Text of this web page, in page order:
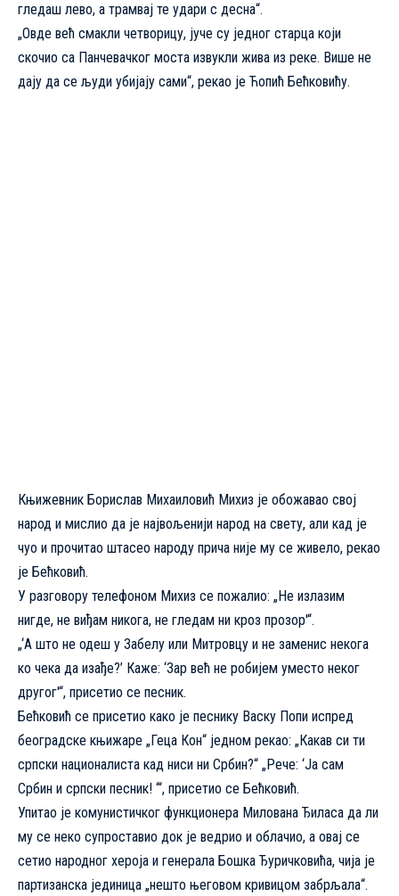
гледаш лево, а трамвај те удари с десна“.
„Овде већ смакли четворицу, јуче су једног старца који
скочио са Панчевачког моста извукли жива из реке. Више не
дају да се људи убијају сами“, рекао је Ћопић Бећковићу.
Књижевник Борислав Михаиловић Михиз је обожавао свој
народ и мислио да је највољенији народ на свету, али кад је
чуо и прочитао штасео народу прича није му се живело, рекао
је Бећковић.
У разговору телефоном Михиз се пожалио: „Не излазим
нигде, не виђам никога, не гледам ни кроз прозор'“.
„‘А што не одеш у Забелу или Митровцу и не заменис некога
ко чека да изађе?’ Каже: ‘Зар већ не робијем уместо неког
другог'“, присетио се песник.
Бећковић се присетио како је песнику Васку Попи испред
београдске књижаре „Геца Кон“ једном рекао: „Какав си ти
српски националиста кад ниси ни Србин?“ „Рече: ‘Ја сам
Србин и српски песник! ‘“, присетио се Бећковић.
Упитао је комунистичког функционера Милована Ђиласа да ли
му се неко супроставио док је ведрио и облачио, а овај се
сетио народног хероја и генерала Бошка Ђуричковића, чија је
партизанска јединица „нешто његовом кривицом забрљала“.